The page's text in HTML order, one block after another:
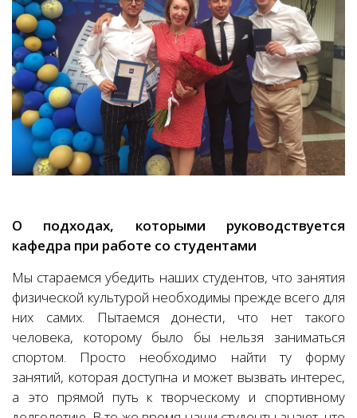
О подходах, которыми руководствуется
кафедра при работе со студентами
Мы стараемся убедить наших студентов, что занятия
физической культурой необходимы прежде всего для
них самих. Пытаемся донести, что нет такого
человека, которому было бы нельзя заниматься
спортом. Просто необходимо найти ту форму
занятий, которая доступна и может вызвать интерес,
а это прямой путь к творческому и спортивному